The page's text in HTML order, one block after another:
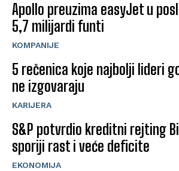
Apollo preuzima easyJet u
5,7 milijardi funti
KOMPANIJE
5 rečenica koje najbolji lideri
ne izgovaraju
KARIJERA
S&P potvrdio kreditni rejting
sporiji rast i veće deficite
EKONOMIJA